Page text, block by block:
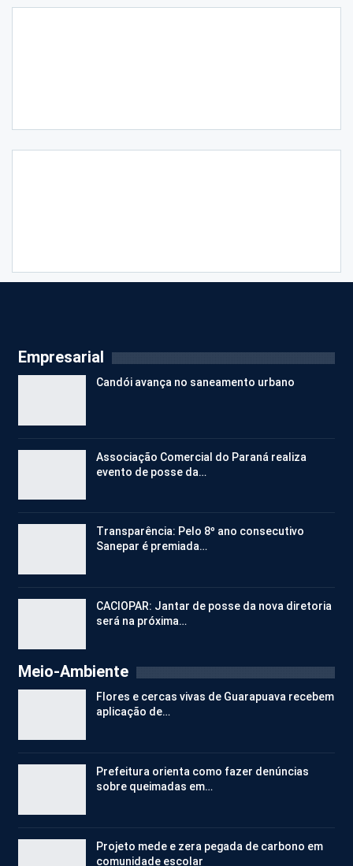
Empresarial
Candói avança no saneamento urbano
Associação Comercial do Paraná realiza
evento de posse da…
Transparência: Pelo 8º ano consecutivo
Sanepar é premiada…
CACIOPAR: Jantar de posse da nova diretoria
será na próxima…
Meio-Ambiente
Flores e cercas vivas de Guarapuava recebem
aplicação de…
Prefeitura orienta como fazer denúncias
sobre queimadas em…
Projeto mede e zera pegada de carbono em
comunidade escolar